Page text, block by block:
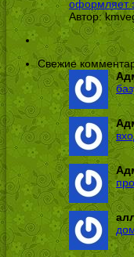
оформляет
Автор:
Свежие